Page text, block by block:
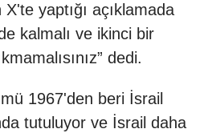
yaptığı açıklamada
kalmalı ve ikinci bir
dedi.
1967'den beri İsrail
tutuluyor ve İsrail daha